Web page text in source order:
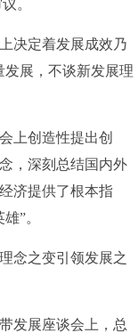
。
决定着发展成效乃
发展，不谈新发展理
上创造性提出创
，深刻总结国内外
济提供了根本指
”。
念之变引领发展之
发展座谈会上，总